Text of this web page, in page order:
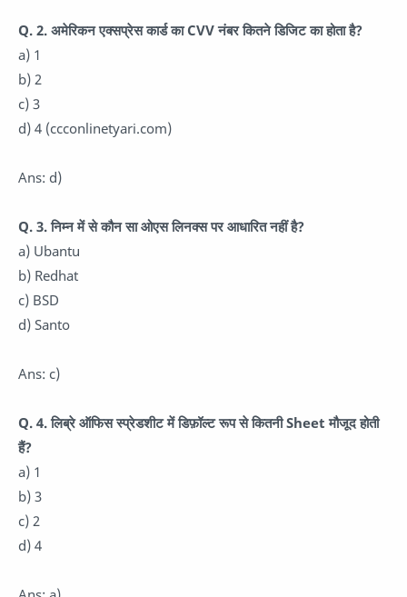
Q. 2. अमेरिकन एक्सप्रेस कार्ड का CVV नंबर कितने डिजिट का होता है?
a) 1
b) 2
c) 3
d) 4 (ccconlinetyari.com)
Ans: d)
Q. 3. निम्न में से कौन सा ओएस लिनक्स पर आधारित नहीं है?
a) Ubantu
b) Redhat
c) BSD
d) Santo
Ans: c)
Q. 4. लिब्रे ऑफिस स्प्रेडशीट में डिफ़ॉल्ट रूप से कितनी Sheet मौजूद होती
हैं?
a) 1
b) 3
c) 2
d) 4